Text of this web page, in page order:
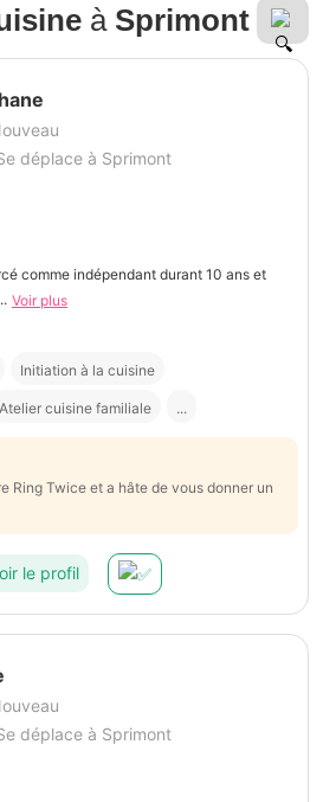
à Sprimont
déplace à Sprimont
comme indépendant durant 10 ans et
Voir plus
Initiation à la cuisine
Atelier cuisine familiale ...
Ring Twice et a hâte de vous donner un
le profil
déplace à Sprimont